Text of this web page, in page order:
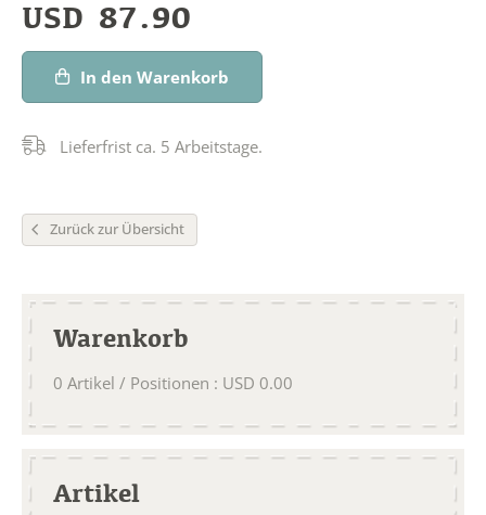
USD 87.90
In den Warenkorb
Lieferfrist ca. 5 Arbeitstage.
Zurück zur Übersicht
Warenkorb
0 Artikel / Positionen : USD 0.00
Artikel